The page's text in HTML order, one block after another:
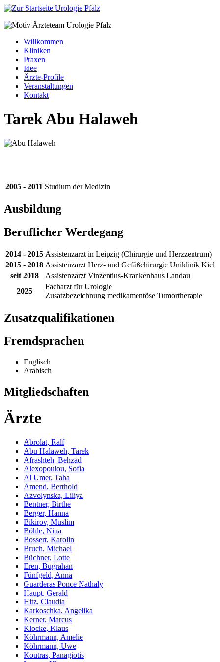
Willkommen
Kliniken
Praxen
Idee
Ärzte-Profile
Veranstaltungen
Kontakt
Tarek Abu Halaweh
2005 - 2011 Studium der Medizin
Ausbildung
Beruflicher Werdegang
2014 - 2015 Assistenzarzt in Leipzig (Chirurgie und Herzzentrum)
2015 - 2018 Assistenzarzt Herz- und Gefäßchirurgie Uniklinik Kiel
seit 2018
Assistenzarzt Vinzentius-Krankenhaus Landau
2025
Facharzt für Urologie
Zusatzbezeichnung medikamentöse Tumortherapie
Zusatzqualifikationen
Fremdsprachen
Englisch
Arabisch
Mitgliedschaften
Ärzte
Abrolat, Ralf
Abu Halaweh, Tarek
Afrashteh, Behzad
Alexopoulou, Sofia
Al Umer, Taha
Amend, Berthold
Azvolynska, Liliya
Bentner, Birthe
Berger, Hanna
Bikirov, Muslim
Böhle, Nina
Bossert, Karolin
Bruch, Michael
Büchner, Lotte
Eren, Bugrahan
Fünfgeld, Anna
Guarderas Ponce Nathaly
Haupt, Gerald
Hitz, Claudia
Karkoschka, Angelika
Kerner, Marcus
Klocke, Klaus
Köhrmann, Amelie
Köhrmann, Uwe
Koutras, Panagiotis